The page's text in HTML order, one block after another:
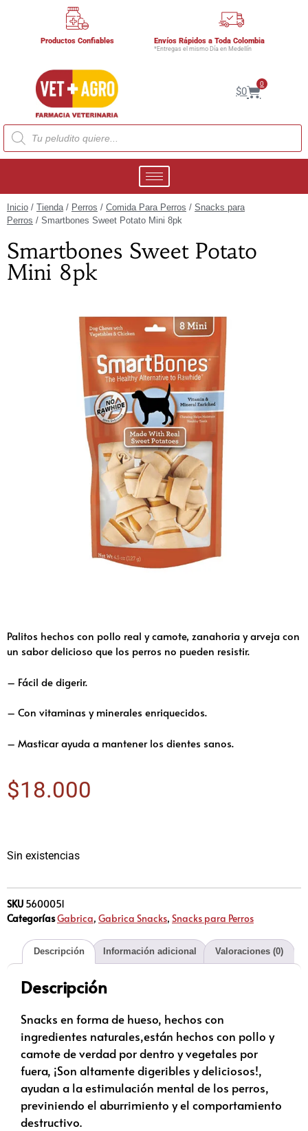
Productos Confiables Envíos Rápidos a Toda Colombia
*Entregas el mismo Día en Medellín
$0
0
Inicio / Tienda/ Perros / Comida Para Perros / Snacks para
Perros / Smartbones Sweet Potato Mini 8pk
Smartbones Sweet Potato
Mini 8pk
Palitos hechos con pollo real y camote, zanahoria y arveja con
un sabor delicioso que los perros no pueden resistir.
– Fácil de digerir.
– Con vitaminas y minerales enriquecidos.
– Masticar ayuda a mantener los dientes sanos.
$18.000
Sin existencias
SKU 5600051
CategoríasGabrica, Gabrica Snacks, Snacks para Perros
Descripción Información adicional Valoraciones (0)
Descripción
Snacks en forma de hueso, hechos con
ingredientes naturales,están hechos con pollo y
camote de verdad por dentro y vegetales por
fuera, ¡Son altamente digeribles y deliciosos!,
ayudan a la estimulación mental de los perros,
previniendo el aburrimiento y el comportamiento
destructivo.